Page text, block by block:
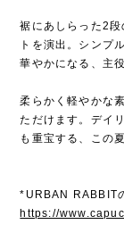
裾にあしらった2
トを演出。シンプ
華やかになる、主
柔らかく軽やかな
ただけます。デイ
も重宝する、この
*URBAN RABBIT
https://